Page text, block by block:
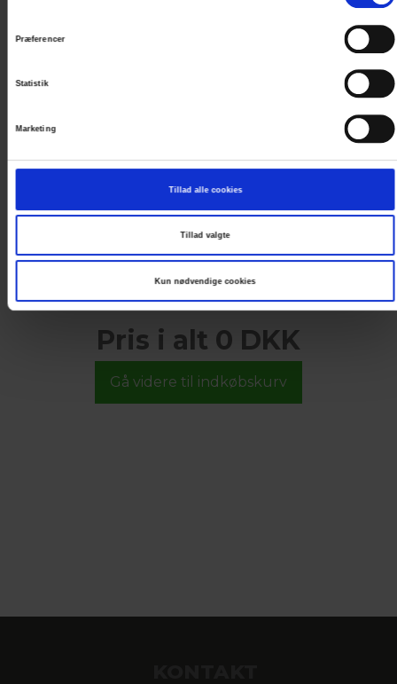
Præferencer
Statistik
Marketing
Tillad alle cookies
Tillad valgte
Kun nødvendige cookies
Pris i alt 0 DKK